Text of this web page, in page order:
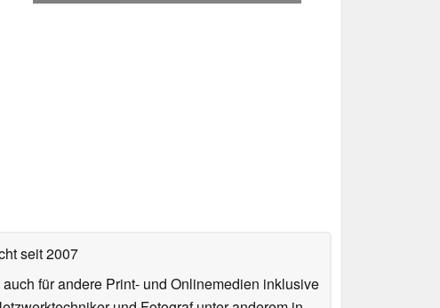
seit 2007
für andere Print- und Onlinemedien inklusive